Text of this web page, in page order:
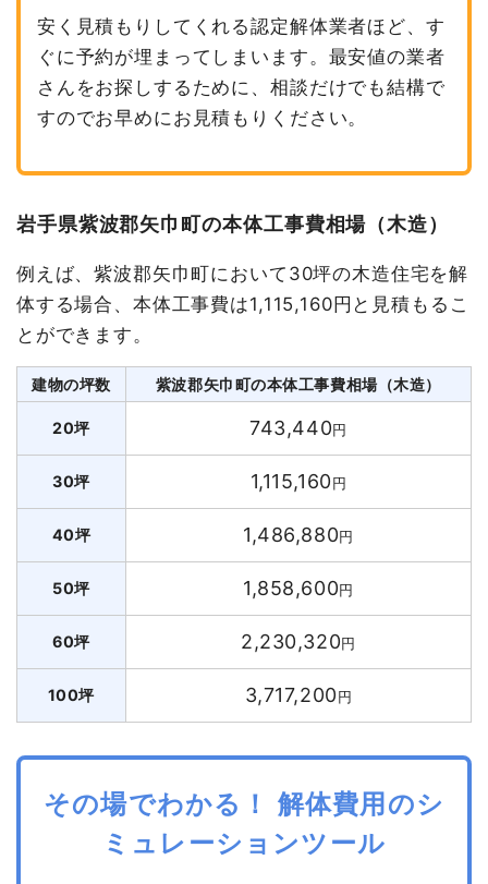
安く見積もりしてくれる認定解体業者ほど、す
ぐに予約が埋まってしまいます。最安値の業者
さんをお探しするために、相談だけでも結構で
すのでお早めにお見積もりください。
岩手県紫波郡矢巾町の本体工事費相場（木造）
例えば、紫波郡矢巾町において30坪の木造住宅を解
体する場合、本体工事費は1,115,160円と見積もるこ
とができます。
建物の坪数 紫波郡矢巾町の本体工事費相場（木造）
20坪 743,440円
30坪 1,115,160円
40坪 1,486,880円
50坪 1,858,600円
60坪 2,230,320円
100坪 3,717,200円
その場でわかる！ 解体費用のシ
ミュレーションツール